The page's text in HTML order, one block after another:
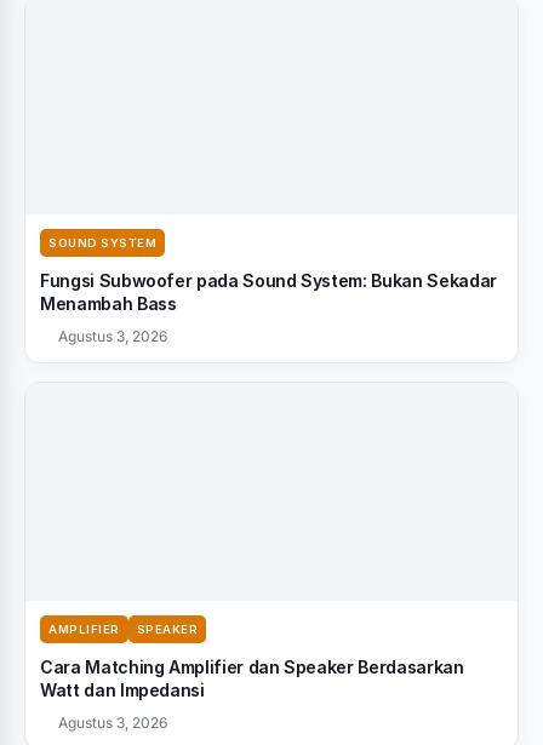
SOUND SYSTEM
Fungsi Subwoofer pada Sound System: Bukan Sekadar
Menambah Bass
Agustus 3, 2026
AMPLIFIER SPEAKER
Cara Matching Amplifier dan Speaker Berdasarkan
Watt dan Impedansi
Agustus 3, 2026